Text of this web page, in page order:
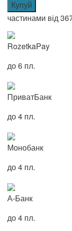
Купуй
частинами від
RozetkaPay
до 6 пл.
ПриватБанк
до 4 пл.
Монобанк
до 4 пл.
А-Банк
до 4 пл.